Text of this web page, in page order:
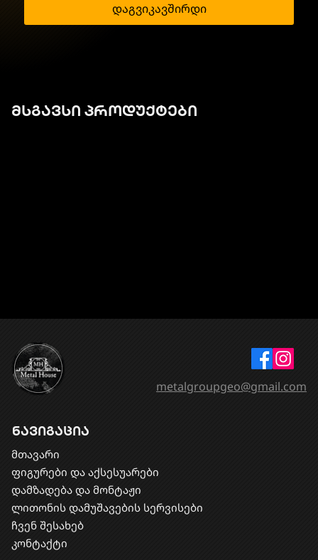
დაგვიკავშირდი
მსგავსი პროდუქტები
ნავიგაცია
მთავარი
ფიგურები და აქსესუარები
დამზადება და მონტაჟი
​ლითონის დამუშავების სერვისები
ჩვენ შესახებ
კონტაქტი
metalgroupgeo@gmail.com